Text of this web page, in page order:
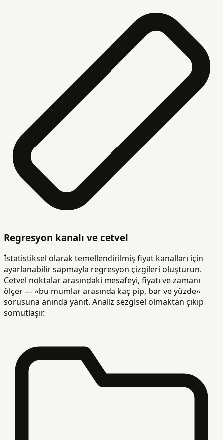
Regresyon kanalı ve cetvel
İstatistiksel olarak temellendirilmiş fiyat kanalları için
ayarlanabilir sapmayla regresyon çizgileri oluşturun.
Cetvel noktalar arasındaki mesafeyi, fiyatı ve zamanı
ölçer — «bu mumlar arasında kaç pip, bar ve yüzde»
sorusuna anında yanıt. Analiz sezgisel olmaktan çıkıp
somutlaşır.